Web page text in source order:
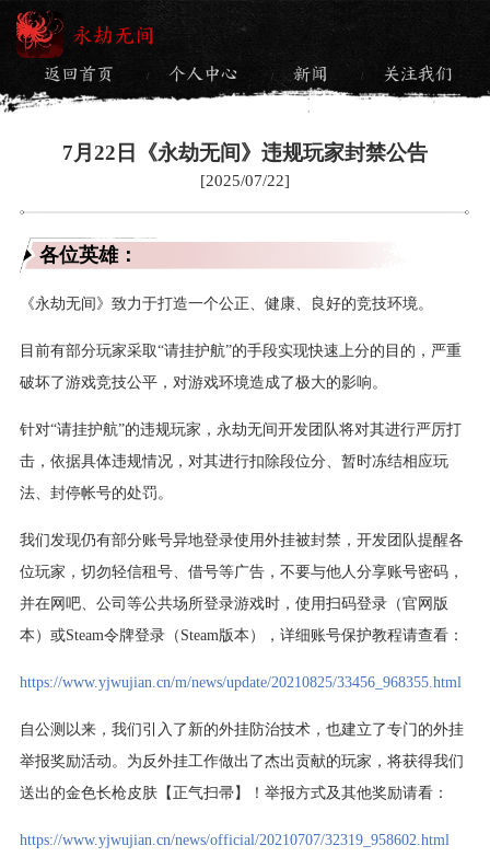
永劫无间
返回首页 / 个人中心 / 新闻 / 关注我们
7月22日《永劫无间》违规玩家封禁公告
[2025/07/22]
各位英雄：
《永劫无间》致力于打造一个公正、健康、良好的竞技环境。
目前有部分玩家采取“请挂护航”的手段实现快速上分的目的，严重
破坏了游戏竞技公平，对游戏环境造成了极大的影响。
针对“请挂护航”的违规玩家，永劫无间开发团队将对其进行严厉打
击，依据具体违规情况，对其进行扣除段位分、暂时冻结相应玩
法、封停帐号的处罚。
我们发现仍有部分账号异地登录使用外挂被封禁，开发团队提醒各
位玩家，切勿轻信租号、借号等广告，不要与他人分享账号密码，
并在网吧、公司等公共场所登录游戏时，使用扫码登录（官网版
本）或Steam令牌登录（Steam版本），详细账号保护教程请查看：
https://www.yjwujian.cn/m/news/update/20210825/33456_968355.html
自公测以来，我们引入了新的外挂防治技术，也建立了专门的外挂
举报奖励活动。为反外挂工作做出了杰出贡献的玩家，将获得我们
送出的金色长枪皮肤【正气扫帚】！举报方式及其他奖励请看：
https://www.yjwujian.cn/news/official/20210707/32319_958602.html